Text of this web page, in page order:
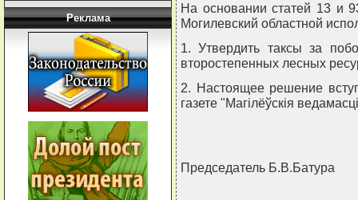
Реклама
На основании статей 13 и
Могилевский областной
1. Утвердить таксы за
второстепенных лесных
2. Настоящее решение
газете "Магiлёўскiя
Председатель Б.В.Батура